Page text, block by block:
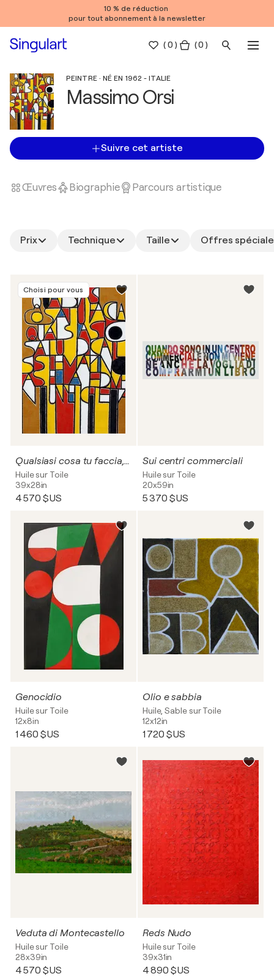
10 % de réduction
pour tout abonnement à la newsletter
(0 ) ( 0 )
PEINTRE · NÉ EN 1962 - ITALIE
Massimo Orsi
Suivre cet artiste
Œuvres Biographie Parcours artistique
Prix Technique Taille Offres
Choisi pour vous
Qualsiasi cosa tu faccia, qualsiasi cosa tu dica, il sistema t'incasella e diventi un'etichetta
Huile sur Toile
39x28in
4 570 $US
Sui centri commerciali
Huile sur Toile
20x59in
5 370 $US
Genocidio
Huile sur Toile
12x8in
1 460 $US
Olio e sabbia
Huile, Sable sur Toile
12x12in
1 720 $US
Veduta di Montecastello
Huile sur Toile
28x39in
4 570 $US
Reds Nudo
Huile sur Toile
39x31in
4 890 $US